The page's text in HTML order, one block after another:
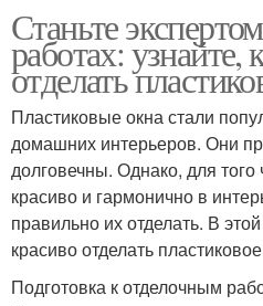
Станьте
работах: узнайте,
отделать
Пластиковые окна стали
домашних интерьеров. Они
долговечны. Однако, для
красиво и гармонично в
правильно их отделать. В
красиво отделать
Подготовка к отделочным